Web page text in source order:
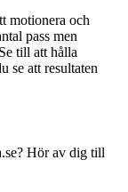
motionera och
pass men
till att hålla
se att resultaten
Hör av dig till